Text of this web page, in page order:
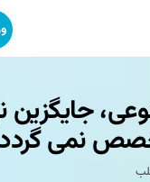
جایگزین
نمی گردد